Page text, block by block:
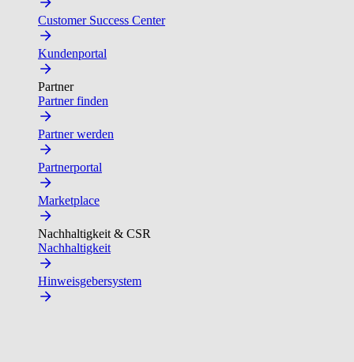
Customer Success Center
Kundenportal
Partner
Partner finden
Partner werden
Partnerportal
Marketplace
Nachhaltigkeit & CSR
Nachhaltigkeit
Hinweisgebersystem